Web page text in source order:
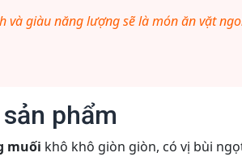
và giàu năng lượng sẽ là món ăn vặt
phẩm
muối khô khô giòn giòn, có vị bùi